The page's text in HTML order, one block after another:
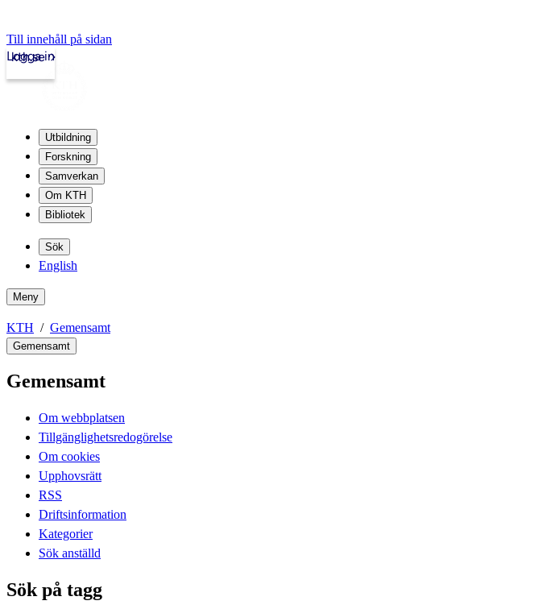
Till innehåll på sidan
kth.se
Logga in
Utbildning
Forskning
Samverkan
Om KTH
Bibliotek
Sök
English
Meny
KTH Gemensamt
Gemensamt
Gemensamt
Om webbplatsen
Tillgänglighetsredogörelse
Om cookies
Upphovsrätt
RSS
Driftsinformation
Kategorier
Sök anställd
Sök på tagg